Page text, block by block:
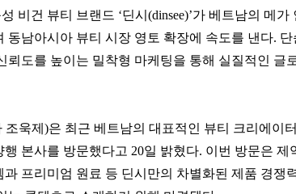
비건 뷰티 브랜드 ‘딘시(dinsee)’가 베트남의 메가
동남아시아 뷰티 시장 영토 확장에 속도를 낸다.
뢰도를 높이는 밀착형 마케팅을 통해 실질적인 글
조욱제)은 최근 베트남의 대표적인 뷰티 크리에이
행 본사를 방문했다고 20일 밝혔다. 이번 방문은 제
과 프리미엄 원료 등 딘시만의 차별화된 제품 경쟁